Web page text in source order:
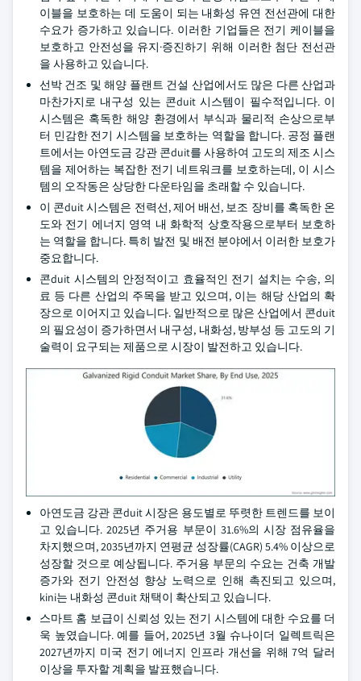
이블을 보호하는 데 도움이 되는 내화성 유연 전선관에 대한
수요가 증가하고 있습니다. 이러한 기업들은 전기 케이블을
보호하고 안전성을 유지·증진하기 위해 이러한 첨단 전선관
을 사용하고 있습니다.
선박 건조 및 해양 플랜트 건설 산업에서도 많은 다른 산업과
마찬가지로 내구성 있는 콘duit 시스템이 필수적입니다. 이
시스템은 혹독한 해양 환경에서 부식과 물리적 손상으로부
터 민감한 전기 시스템을 보호하는 역할을 합니다. 공정 플랜
트에서는 아연도금 강관 콘duit를 사용하여 고도의 제조 시스
템을 제어하는 복잡한 전기 네트워크를 보호하는데, 이 시스
템의 오작동은 상당한 다운타임을 초래할 수 있습니다.
이 콘duit 시스템은 전력선, 제어 배선, 보조 장비를 혹독한 온
도와 전기 에너지 영역 내 화학적 상호작용으로부터 보호하
는 역할을 합니다. 특히 발전 및 배전 분야에서 이러한 보호가
중요합니다.
콘duit 시스템의 안정적이고 효율적인 전기 설치는 수송, 의
료 등 다른 산업의 주목을 받고 있으며, 이는 해당 산업의 확
장으로 이어지고 있습니다. 일반적으로 많은 산업에서 콘duit
의 필요성이 증가하면서 내구성, 내화성, 방부성 등 고도의 기
술력이 요구되는 제품으로 시장이 발전하고 있습니다.
아연도금 강관 콘duit 시장은 용도별로 뚜렷한 트렌드를 보이
고 있습니다. 2025년 주거용 부문이 31.6%의 시장 점유율을
차지했으며, 2035년까지 연평균 성장률(CAGR) 5.4% 이상으로
성장할 것으로 예상됩니다. 주거용 부문의 수요는 건축 개발
증가와 전기 안전성 향상 노력으로 인해 촉진되고 있으며,
kini는 내화성 콘duit 채택이 확산되고 있습니다.
스마트 홈 보급이 신뢰성 있는 전기 시스템에 대한 수요를 더
욱 높였습니다. 예를 들어, 2025년 3월 슈나이더 일렉트릭은
2027년까지 미국 전기 에너지 인프라 개선을 위해 7억 달러
이상을 투자할 계획을 발표했습니다.